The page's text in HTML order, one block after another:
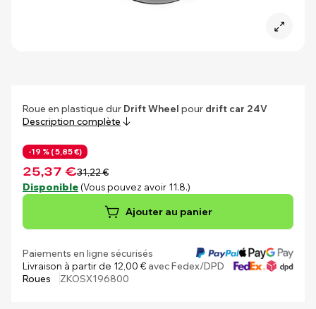
Roue en plastique dur Drift Wheel pour drift car 24V
Description complète
-19 % (5,85 €)
25,37 €31,22 €
Disponible (Vous pouvez avoir 11.8.)
Ajouter au panier
Paiements en ligne sécurisés
Livraison à partir de 12,00 €avec Fedex/DPD
Roues
ZKOSX196800